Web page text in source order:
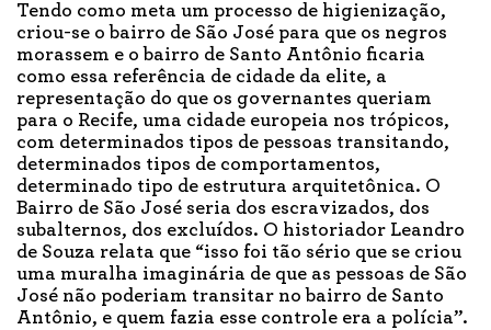
Tendo como meta um processo de higienização,
criou-se o bairro de São José para que os negros
morassem e o bairro de Santo Antônio ficaria
como essa referência de cidade da elite, a
representação do que os governantes queriam
para o Recife, uma cidade europeia nos trópicos,
com determinados tipos de pessoas transitando,
determinados tipos de comportamentos,
determinado tipo de estrutura arquitetônica. O
Bairro de São José seria dos escravizados, dos
subalternos, dos excluídos. O historiador Leandro
de Souza relata que “isso foi tão sério que se criou
uma muralha imaginária de que as pessoas de São
José não poderiam transitar no bairro de Santo
Antônio, e quem fazia esse controle era a polícia”.